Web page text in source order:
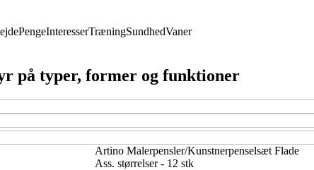
PengeInteresserTræningSundhedVaner
på typer, former og funktioner
Artino Malerpensler/Kunstnerpenselsæt Flade
Ass. størrelser - 12 stk